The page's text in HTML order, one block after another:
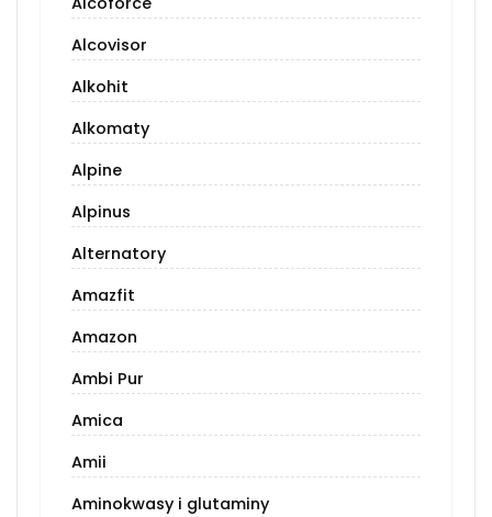
Alcovisor
Alkohit
Alkomaty
Alpine
Alpinus
Alternatory
Amazfit
Amazon
Ambi Pur
Amica
Amii
Aminokwasy i glutaminy